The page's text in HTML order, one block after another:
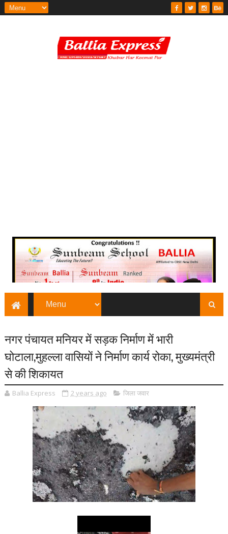
नगर पंचायत मनियर में सड़क निर्माण में भारी
घोटाला,मुहल्ला वासियों ने निर्माण कार्य रोका, मुख्यमंत्री
से की शिकायत
Ballia Express 2 years ago जिला जवार